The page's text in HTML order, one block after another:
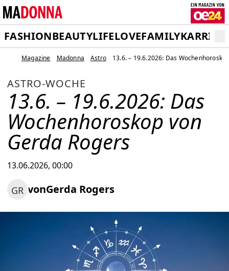
FASHIONBEAUTYLIFELOVEFAMILY
Magazine Madonna Astro 13.6. – 19.6.2026: Das
ASTRO-WOCHE
13.6. – 19.6.2026: Das
Wochenhoroskop von
Gerda Rogers
13.06.2026, 00:00
GR vonGerda Rogers